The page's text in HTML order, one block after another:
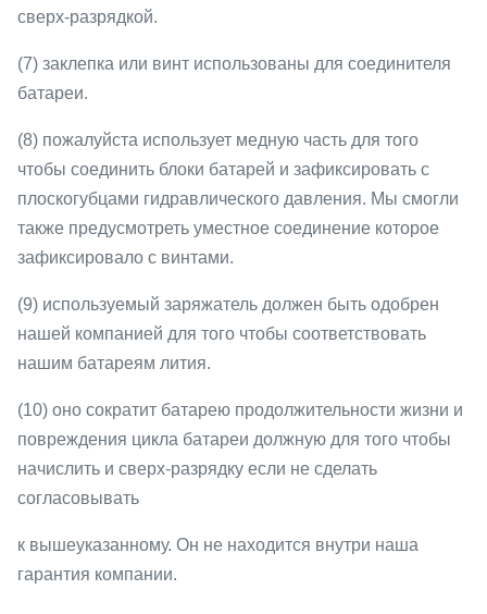
сверх-разрядкой.
(7) заклепка или винт использованы для соединителя
батареи.
(8) пожалуйста использует медную часть для того
чтобы соединить блоки батарей и зафиксировать с
плоскогубцами гидравлического давления. Мы смогли
также предусмотреть уместное соединение которое
зафиксировало с винтами.
(9) используемый заряжатель должен быть одобрен
нашей компанией для того чтобы соответствовать
нашим батареям лития.
(10) оно сократит батарею продолжительности жизни и
повреждения цикла батареи должную для того чтобы
начислить и сверх-разрядку если не сделать
согласовывать
к вышеуказанному. Он не находится внутри наша
гарантия компании.